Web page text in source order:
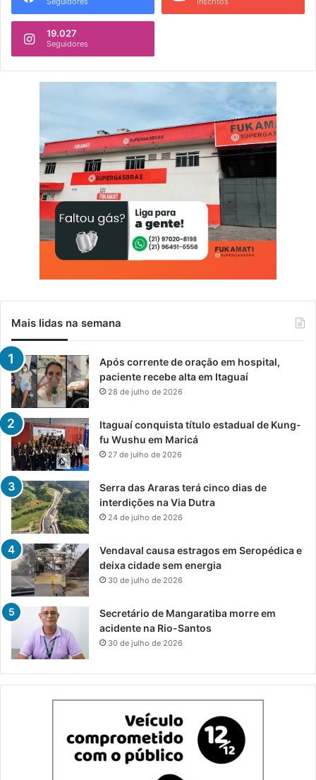
19.027
Seguidores
Mais lidas na semana
Após corrente de oração em hospital,
paciente recebe alta em Itaguaí
28 de julho de 2026
Itaguaí conquista título estadual de Kung-
fu Wushu em Maricá
27 de julho de 2026
Serra das Araras terá cinco dias de
interdições na Via Dutra
24 de julho de 2026
Vendaval causa estragos em Seropédica e
deixa cidade sem energia
30 de julho de 2026
Secretário de Mangaratiba morre em
acidente na Rio-Santos
30 de julho de 2026